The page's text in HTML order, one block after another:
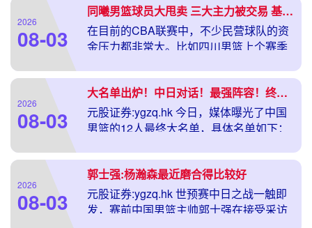
2026
08-03
同曦男篮球员大甩卖 三大主力被交易 基本加盟北京男篮和山东男篮
在目前的CBA联赛中，不少民营球队的资
金压力都非常大。比如四川男篮上个赛季
2026
08-03
大名单出炉！中日对话！最强阵容！终于来了！
元股证券:ygzq.hk 今日，媒体曝光了中国
男篮的12人最终大名单，具体名单如下：
2026
08-03
郭士强:杨瀚森最近磨合得比较好
元股证券:ygzq.hk 世预赛中日之战一触即
发，赛前中国男篮主帅郭士强在接受采访